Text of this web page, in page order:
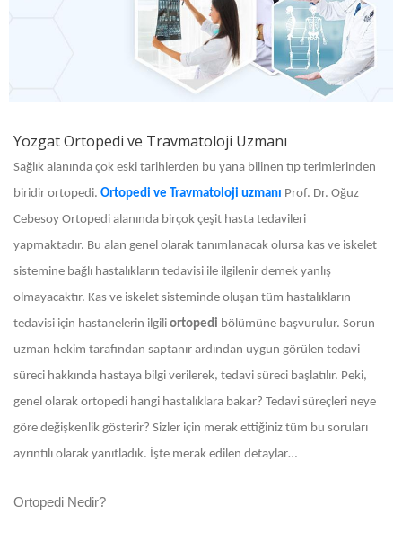
Yozgat Ortopedi ve Travmatoloji Uzmanı
Sağlık alanında çok eski tarihlerden bu yana bilinen tıp terimlerinden
biridir ortopedi. Ortopedi ve Travmatoloji uzmanı Prof. Dr. Oğuz
Cebesoy Ortopedi alanında birçok çeşit hasta tedavileri
yapmaktadır. Bu alan genel olarak tanımlanacak olursa kas ve iskelet
sistemine bağlı hastalıkların tedavisi ile ilgilenir demek yanlış
olmayacaktır. Kas ve iskelet sisteminde oluşan tüm hastalıkların
tedavisi için hastanelerin ilgili ortopedi bölümüne başvurulur. Sorun
uzman hekim tarafından saptanır ardından uygun görülen tedavi
süreci hakkında hastaya bilgi verilerek, tedavi süreci başlatılır. Peki,
genel olarak ortopedi hangi hastalıklara bakar? Tedavi süreçleri neye
göre değişkenlik gösterir? Sizler için merak ettiğiniz tüm bu soruları
ayrıntılı olarak yanıtladık. İşte merak edilen detaylar…
Ortopedi Nedir?